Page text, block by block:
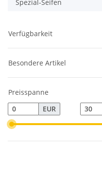
Spezial-Seifen
Verfügbarkeit
Besondere Artikel
Preisspanne
EUR